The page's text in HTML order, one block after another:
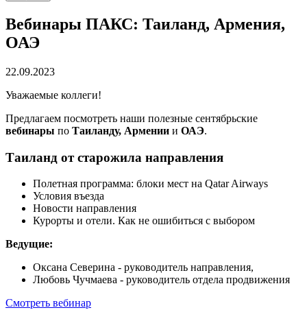
Вебинары ПАКС: Таиланд, Армения,
ОАЭ
22.09.2023
Уважаемые коллеги!
Предлагаем посмотреть наши полезные сентябрьские
вебинары по Таиланду, Армении и ОАЭ.
Таиланд от старожила направления
Полетная программа: блоки мест на Qatar Airways
Условия въезда
Новости направления
Курорты и отели. Как не ошибиться с выбором
Ведущие:
Оксана Северина - руководитель направления,
Любовь Чучмаева - руководитель отдела продвижения
Смотреть вебинар